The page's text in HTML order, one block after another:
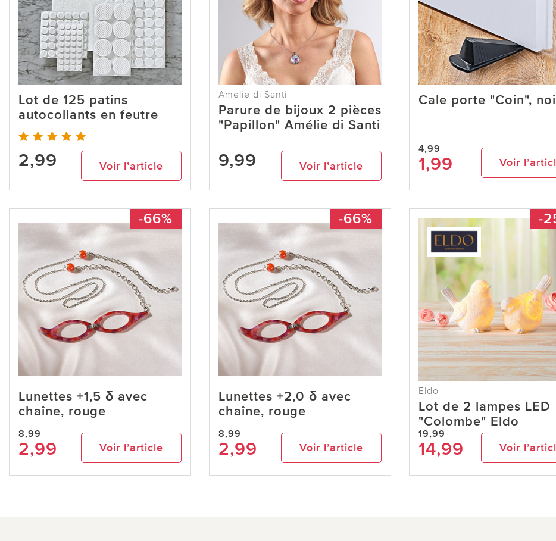
Lot de 125 patins
autocollants en feutre
2,99 Voir l’article
Amelie di Santi
Parure de bijoux 2 pièces
"Papillon" Amélie di Santi
9,99 Voir l’article
Cale porte "Coin",
4,99
1,99 Voir
-66%
Lunettes +1,5 δ avec
chaîne, rouge
8,99
2,99 Voir l’article
-66%
Lunettes +2,0 δ avec
chaîne, rouge
8,99
2,99 Voir l’article
-
Eldo
Lot de 2 lampes LED
"Colombe" Eldo
19,99
14,99 Voir